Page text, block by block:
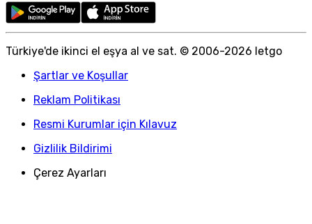
Türkiye'de ikinci el eşya al ve sat. © 2006-2026 letgo
Şartlar ve Koşullar
Reklam Politikası
Resmi Kurumlar için Kılavuz
Gizlilik Bildirimi
Çerez Ayarları